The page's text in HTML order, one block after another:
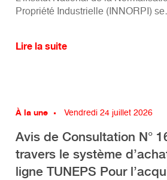
Propriété Industrielle (INNORPI)
Lire la suite
À la une Vendredi 24 juillet 2026
Avis de Consultation N°
travers le système
ligne TUNEPS Pour